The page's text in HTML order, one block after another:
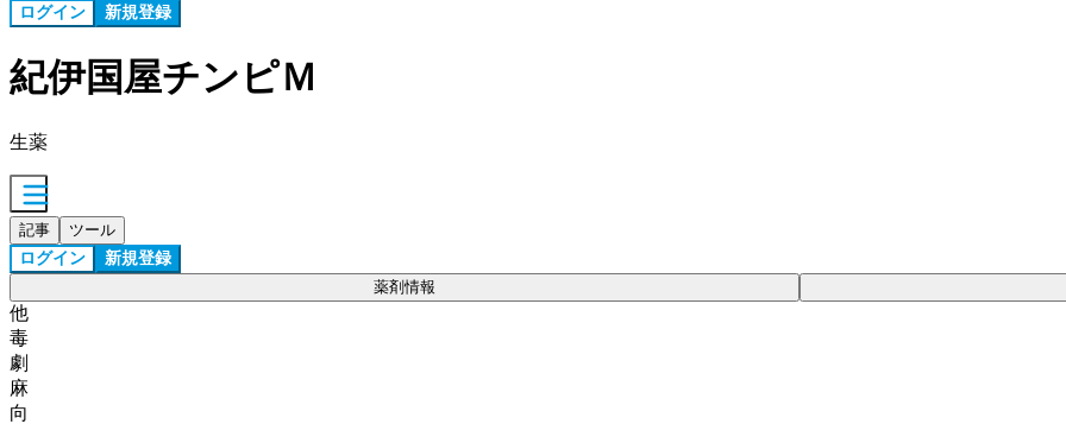
ログイン 新規登録
紀伊国屋チンピＭ
生薬
記事 ツール
ログイン 新規登録
薬剤情報
他
毒
劇
麻
向